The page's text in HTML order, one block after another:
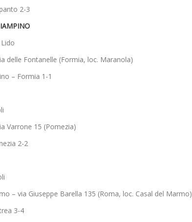
2-3
delle Fontanelle (Formia, loc. Maranola)
– Formia 1-1
Varrone 15 (Pomezia)
2-2
– via Giuseppe Barella 135 (Roma, loc. Casal del Marmo)
3-4